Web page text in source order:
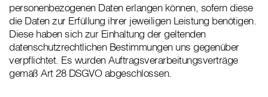
personenbezogenen Daten erlangen können, sofern diese
die Daten zur Erfüllung ihrer jeweiligen Leistung benötigen.
Diese haben sich zur Einhaltung der geltenden
datenschutzrechtlichen Bestimmungen uns gegenüber
verpflichtet. Es wurden Auftragsverarbeitungsverträge
gemäß Art 28 DSGVO abgeschlossen.